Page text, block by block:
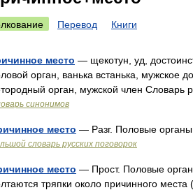
Перевод Книги
место — щекотун, уд,
орган, ванька встанька, мужское
орган, мужской член Словарь
синонимов
место — Разг. Половые
словарь русских поговорок
место — Прост. Половые
тряпки около причинного